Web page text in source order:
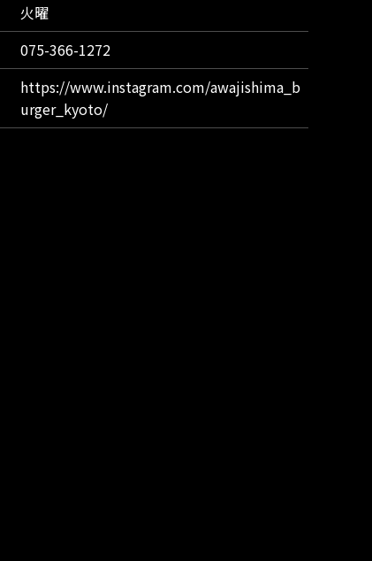
火曜
075-366-1272
https://www.instagram.com/awajishima_b
urger_kyoto/